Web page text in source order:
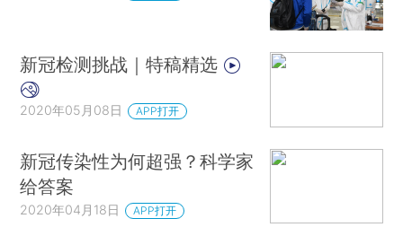
新冠检测挑战｜特稿精选
2020年05月08日 APP打开
新冠传染性为何超强？科学家
给答案
2020年04月18日 APP打开